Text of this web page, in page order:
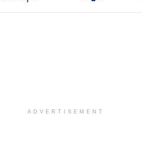
ADVERTISEMENT